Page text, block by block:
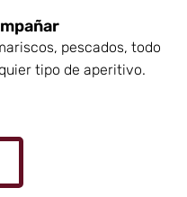
pescados, todo
tipo de aperitivo.